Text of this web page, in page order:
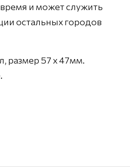
и может служить
остальных городов
размер 57 х 47мм.